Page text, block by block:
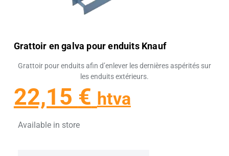
Grattoir en galva pour enduits Knauf
Grattoir pour enduits afin d’enlever les dernières aspérités sur
les enduits extérieurs.
22,15 € htva
Available in store